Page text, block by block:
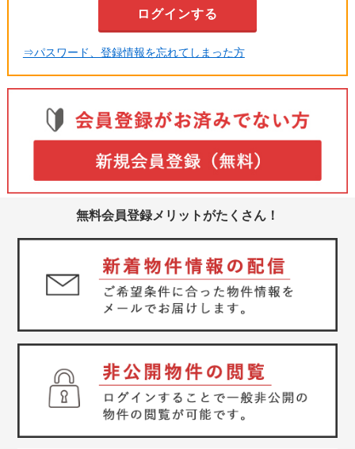
⇒パスワード、登録情報を忘れてしまった方
無料会員登録メリットがたくさん！